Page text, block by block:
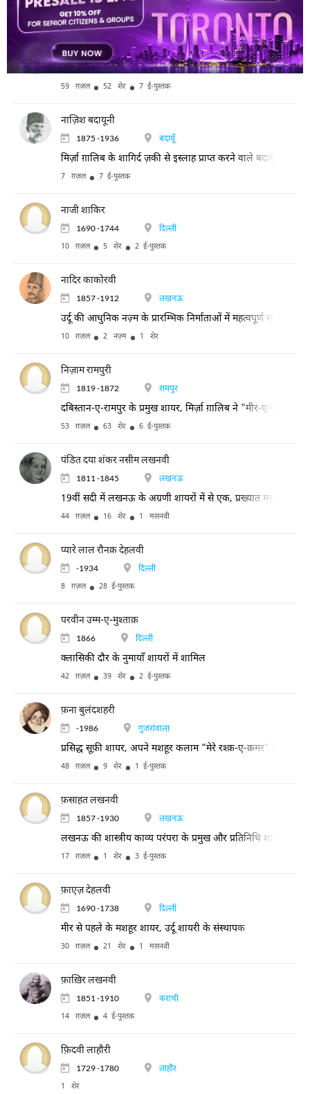
15 ग़ज़ल 1 ई-पुस्तक
नसीम देहलवी
1799/ 1800 -1866 दिल्ली
59 ग़ज़ल 52 शेर 7 ई-पुस्तक
नाज़िश बदायूनी
1875 -1936 बदायूँ
मिर्ज़ा ग़ालिब के शागिर्द ज़की से इस्लाह प्राप्त करने वाले बदायूँ के
7 ग़ज़ल 7 ई-पुस्तक
नाजी शाकिर
1690 -1744 दिल्ली
10 ग़ज़ल 5 शेर 2 ई-पुस्तक
नादिर काकोरवी
1857 -1912 लखनऊ
उर्दू की आधुनिक नज़्म के प्रारम्भिक निर्माताओं में महत्वपूर्ण स्थान रखते
10 ग़ज़ल 2 नज़्म 1 शेर
निज़ाम रामपुरी
1819 -1872 रामपुर
दबिस्तान-ए-रामपुर के प्रमुख शायर, मिर्ज़ा ग़ालिब ने "मीर-ए-रामपुर"
53 ग़ज़ल 63 शेर 6 ई-पुस्तक
पंडित दया शंकर नसीम लखनवी
1811 -1845 लखनऊ
19वीं सदी में लखनऊ के अग्रणी शायरों में से एक, प्रख्यात मसनवी
44 ग़ज़ल 16 शेर 1 मसनवी
प्यारे लाल रौनक़ देहलवी
-1934 दिल्ली
8 ग़ज़ल 28 ई-पुस्तक
परवीन उम्म-ए-मुश्ताक़
1866 दिल्ली
क्लासिकी दौर के नुमायाँ शायरों में शामिल
42 ग़ज़ल 39 शेर 2 ई-पुस्तक
फ़ना बुलंदशहरी
-1986 गुजरांवाला
प्रसिद्ध सूफ़ी शायर, अपने मशहूर कलाम “मेरे रश्क़-ए-क़मर” के लिए
48 ग़ज़ल 9 शेर 1 ई-पुस्तक
फ़साहत लखनवी
1857 -1930 लखनऊ
लखनऊ की शास्त्रीय काव्य परंपरा के प्रमुख और प्रतिनिधि शायर,
17 ग़ज़ल 1 शेर 3 ई-पुस्तक
फ़ाएज़ देहलवी
1690 -1738 दिल्ली
मीर से पहले के मशहूर शायर, उर्दू शायरी के संस्थापक
30 ग़ज़ल 21 शेर 1 मसनवी
फ़ाख़िर लखनवी
1851 -1910 कराची
14 ग़ज़ल 4 ई-पुस्तक
फ़िदवी लाहौरी
1729 -1780 लाहौर
1 शेर